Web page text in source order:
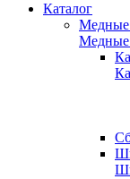
Каталог
Медные
Медные